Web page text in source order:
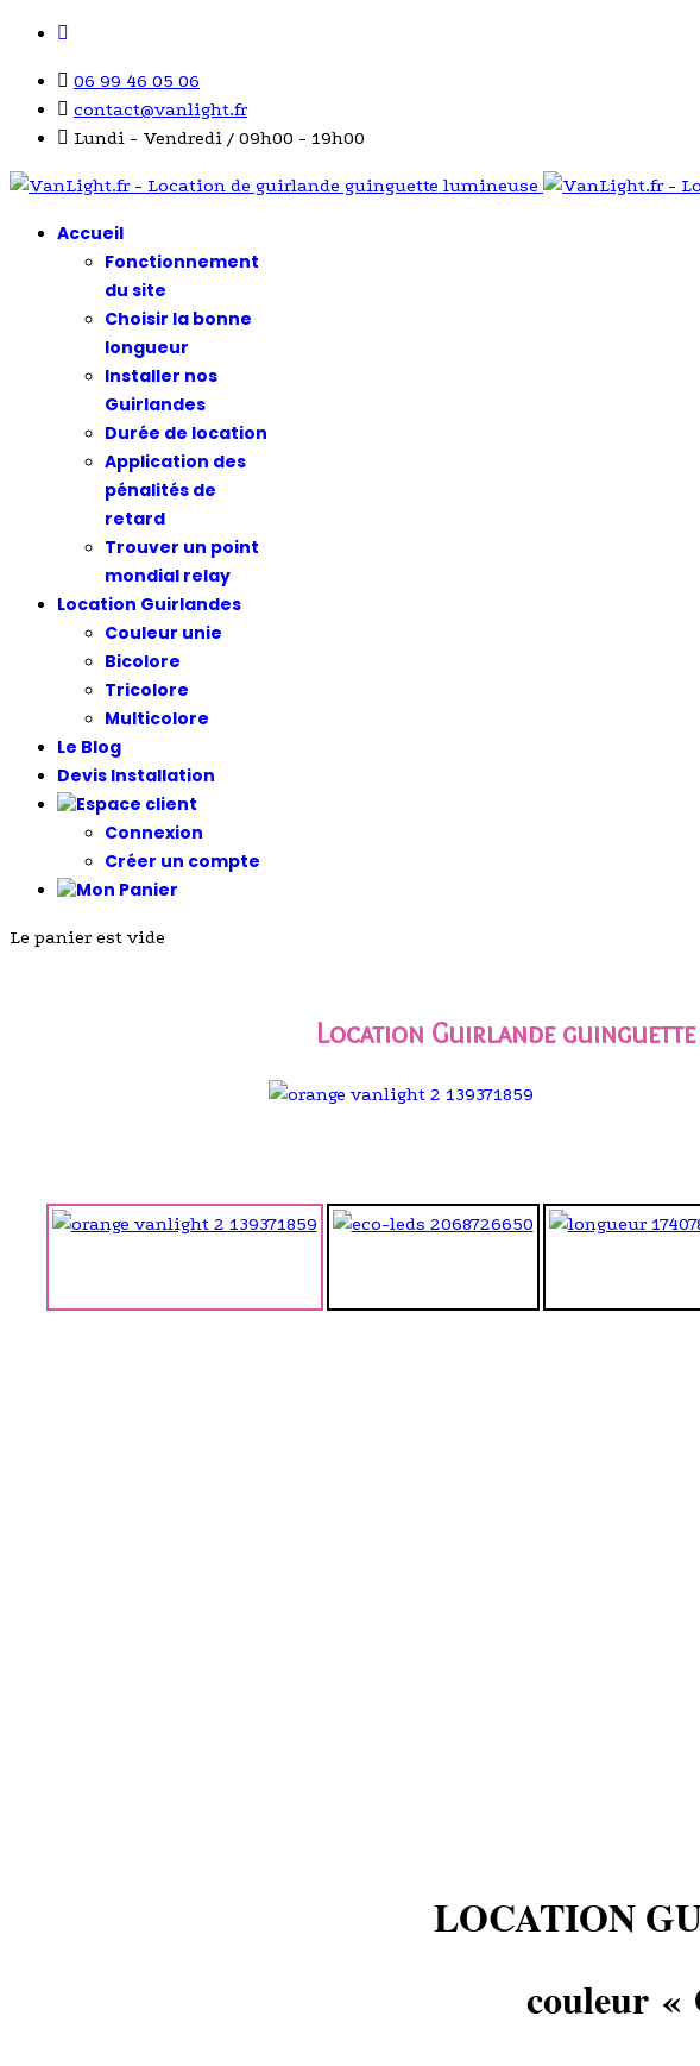
06 99 46 05 06
contact@vanlight.fr
Lundi - Vendredi / 09h00 - 19h00
Accueil
Fonctionnement
du site
Choisir la bonne
longueur
Installer nos
Guirlandes
Durée de location
Application des
pénalités de
retard
Trouver un point
mondial relay
Location Guirlandes
Couleur unie
Bicolore
Tricolore
Multicolore
Le Blog
Devis Installation
Connexion
Créer un compte
Le panier est vide
Location Guirlande guinguette
LOCATION
couleur «